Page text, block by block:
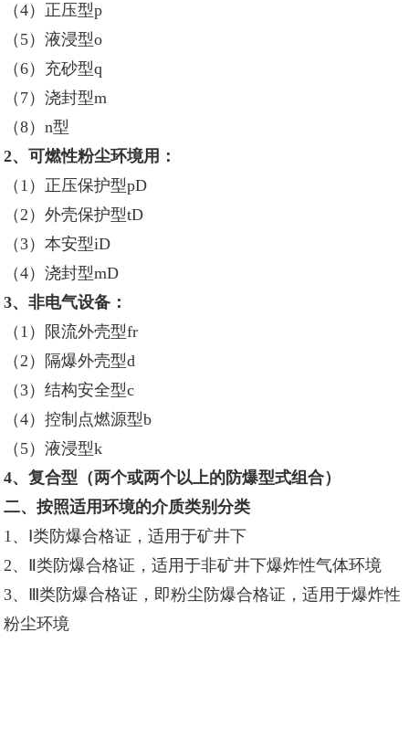
（4）正压型p
（5）液浸型o
（6）充砂型q
（7）浇封型m
（8）n型
2、可燃性粉尘环境用：
（1）正压保护型pD
（2）外壳保护型tD
（3）本安型iD
（4）浇封型mD
3、非电气设备：
（1）限流外壳型fr
（2）隔爆外壳型d
（3）结构安全型c
（4）控制点燃源型b
（5）液浸型k
4、复合型（两个或两个以上的防爆型式组合）
二、按照适用环境的介质类别分类
1、Ⅰ类防爆合格证，适用于矿井下
2、Ⅱ类防爆合格证，适用于非矿井下爆炸性气体环境
3、Ⅲ类防爆合格证，即粉尘防爆合格证，适用于爆炸性
粉尘环境